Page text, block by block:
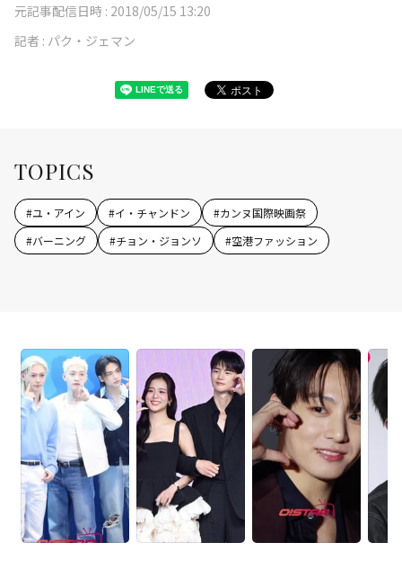
元記事配信日時 : 2018/05/15 13:20
記者 : パク・ジェマン
TOPICS
#ユ・アイン #イ・チャンドン #カンヌ国際映画祭
#バーニング #チョン・ジョンソ #空港ファッション